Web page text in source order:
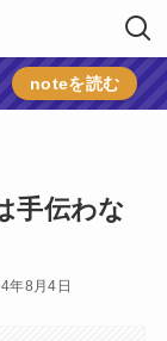
noteを読む
手伝わな
年8月4日